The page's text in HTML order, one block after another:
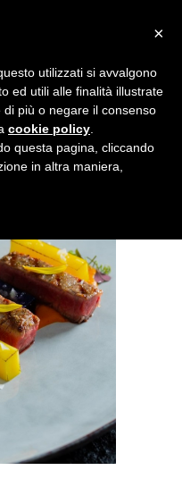
1
×
utilizzati si avvalgono
ed utili alle finalità illustrate
più o negare il consenso
cookie policy
questa pagina, cliccando
in altra maniera,